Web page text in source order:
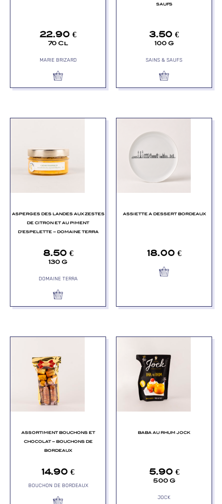
22.90 €
70 Cl
MARIE BRIZARD
SAUFS
3.50 €
100 G
SAINS & SAUFS
ASPERGES DES LANDES AUX ZESTES
DE CITRON ET AU PIMENT
D’ESPELETTE – DOMAINE TERRA
8.50 €
130 G
DOMAINE TERRA
ASSIETTE A DESSERT BORDEAUX
18.00 €
ASSORTIMENT BOUCHONS ET
CHOCOLAT – BOUCHONS DE
BORDEAUX
14.90 €
BOUCHON DE BORDEAUX
BABA AU RHUM JOCK
5.90 €
500 G
JOCK